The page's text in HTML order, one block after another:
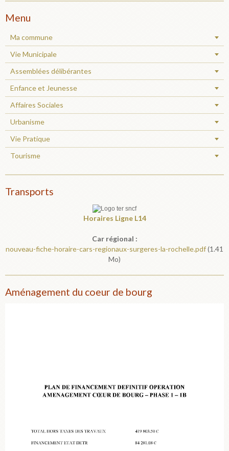
Menu
Ma commune
Vie Municipale
Assemblées délibérantes
Enfance et Jeunesse
Affaires Sociales
Urbanisme
Vie Pratique
Tourisme
Transports
Horaires Ligne L14
Car régional :
nouveau-fiche-horaire-cars-regionaux-surgeres-la-rochelle.pdf(1.41
Mo)
Aménagement du coeur de bourg